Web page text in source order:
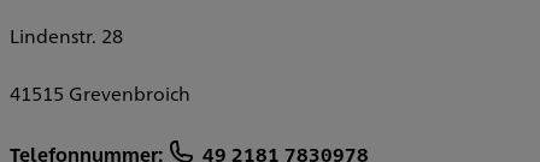
Lindenstr. 28
41515 Grevenbroich
Telefonnummer: 49 2181 7830978